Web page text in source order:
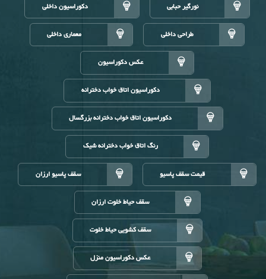
نورگیر حبابی دکوراسیون داخلی
طراحی داخلی معماری داخلی
عکس دکوراسیون
دکوراسیون اتاق خواب دخترانه
دکوراسیون اتاق خواب دخترانه بزرگسال
رنگ اتاق خواب دخترانه شیک
قیمت سقف پاسیو سقف پاسیو ارزان
سقف حیاط خلوت ارزان
سقف کشویی حیاط خلوت
عکس دکوراسیون منزل